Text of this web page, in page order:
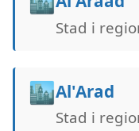
Stad i
🏙️Al'Arad
Stad i